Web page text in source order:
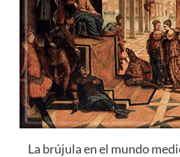
La brújula en el mundo